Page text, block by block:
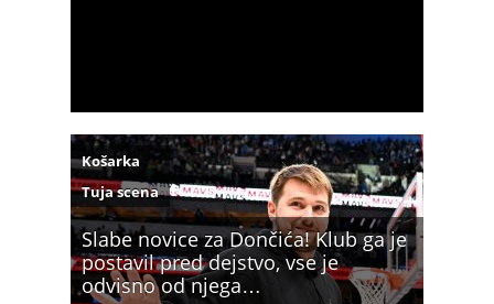
Slabe novice za Dončića! Klub ga je
postavil pred dejstvo, vse je
odvisno od njega…
Košarka
Tuja scena